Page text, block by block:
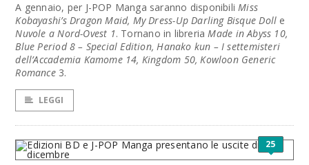
A gennaio, per J-POP Manga saranno disponibiliMiss
Kobayashi’s Dragon Maid, My Dress-Up Darling Bisque Doll e
Nuvole a Nord-Ovest 1. Tornano in libreriaMade in Abyss 10,
Blue Period 8 – Special Edition, Hanako kun – I settemisteri
dell’Accademia Kamome 14, Kingdom 50, Kowloon Generic
Romance3.
LEGGI
25